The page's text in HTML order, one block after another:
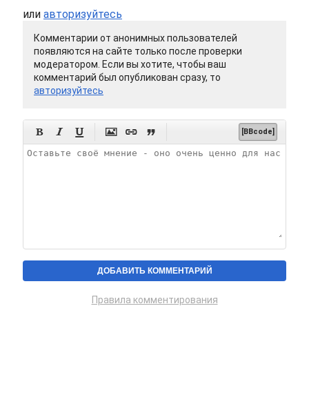
или авторизуйтесь
Комментарии от анонимных пользователей
появляются на сайте только после проверки
модератором. Если вы хотите, чтобы ваш
комментарий был опубликован сразу, то
авторизуйтесь
      [BBcode]
Правила комментирования